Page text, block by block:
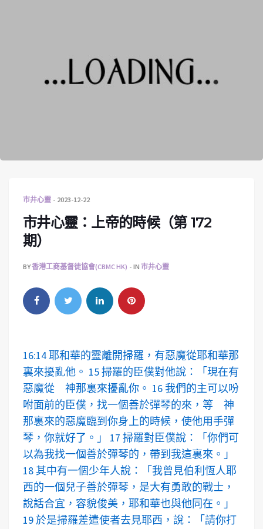
市井心靈 2023-12-22
市井心靈：上帝的時候（第 172
期）
BY香港工商基督徒協會(CBMC HK) IN 市井心靈
16:14 耶和華的靈離開掃羅，有惡魔從耶和華那
裏來擾亂他。 15 掃羅的臣僕對他說：「現在有
惡魔從 神那裏來擾亂你。 16 我們的主可以吩
咐面前的臣僕，找一個善於彈琴的來，等 神
那裏來的惡魔臨到你身上的時候，使他用手彈
琴，你就好了。」 17 掃羅對臣僕說：「你們可
以為我找一個善於彈琴的，帶到我這裏來。」
18 其中有一個少年人說：「我曾見伯利恆人耶
西的一個兒子善於彈琴，是大有勇敢的戰士，
說話合宜，容貌俊美，耶和華也與他同在。」
19 於是掃羅差遣使者去見耶西，說：「請你打